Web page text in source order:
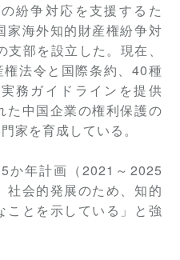
紛争対応を支援するた
家海外知的財産権紛争対
部を設立した。現在、
法令と国際条約、40種
務ガイドラインを提供
た中国企業の権利保護の
家を育成している。
年計画（2021～2025
社会的発展のため、知的
ことを示している」と強